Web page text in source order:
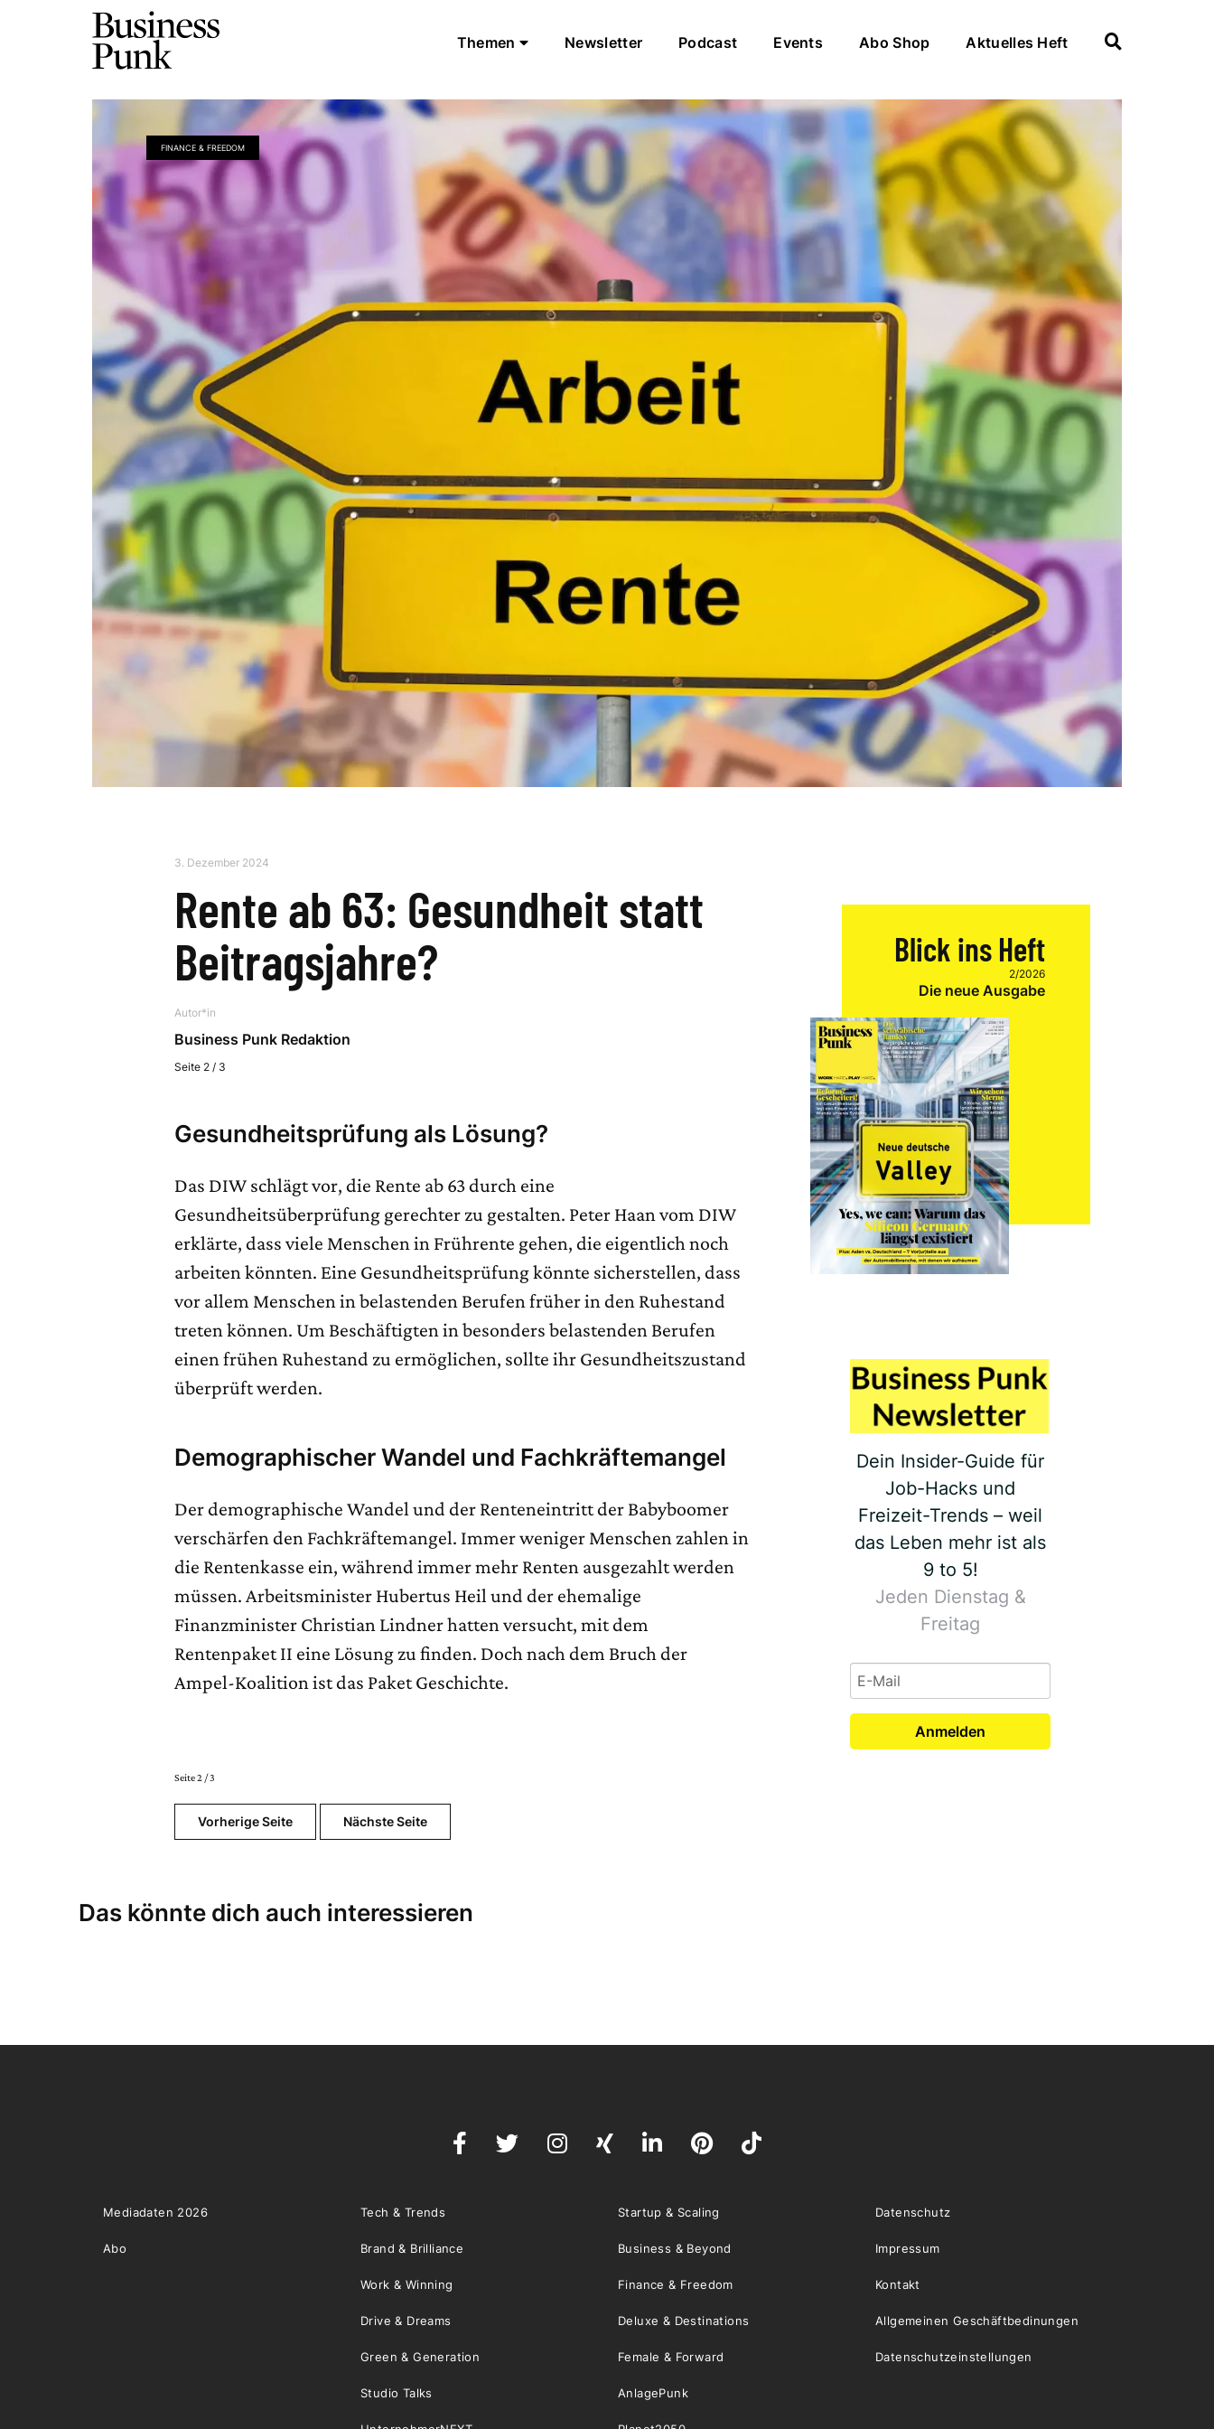
Themen Newsletter Podcast Events Abo Shop Aktuelles Heft
FINANCE & FREEDOM
3. Dezember 2024
Rente ab 63: Gesundheit statt
Beitragsjahre?
Autor*in
Business Punk Redaktion
Seite 2 / 3
Gesundheitsprüfung als Lösung?
Das DIW schlägt vor, die Rente ab 63 durch eine
Gesundheitsüberprüfung gerechter zu gestalten. Peter Haan vom DIW
erklärte, dass viele Menschen in Frührente gehen, die eigentlich noch
arbeiten könnten. Eine Gesundheitsprüfung könnte sicherstellen, dass
vor allem Menschen in belastenden Berufen früher in den Ruhestand
treten können. Um Beschäftigten in besonders belastenden Berufen
einen frühen Ruhestand zu ermöglichen, sollte ihr Gesundheitszustand
überprüft werden.
Demographischer Wandel und Fachkräftemangel
Der demographische Wandel und der Renteneintritt der Babyboomer
verschärfen den Fachkräftemangel. Immer weniger Menschen zahlen in
die Rentenkasse ein, während immer mehr Renten ausgezahlt werden
müssen. Arbeitsminister Hubertus Heil und der ehemalige
Finanzminister Christian Lindner hatten versucht, mit dem
Rentenpaket II eine Lösung zu finden. Doch nach dem Bruch der
Ampel-Koalition ist das Paket Geschichte.
Seite 2 / 3
Vorherige Seite Nächste Seite
Das könnte dich auch interessieren
Blick ins Heft
2/2026
Die neue Ausgabe
Dein Insider-Guide für
Job-Hacks und
Freizeit-Trends – weil
das Leben mehr ist als
9 to 5!
Jeden Dienstag &
Freitag
Anmelden
Mediadaten 2026
Abo
Tech & Trends Startup & Scaling
Brand & Brilliance Business & Beyond
Work & Winning Finance & Freedom
Drive & Dreams Deluxe & Destinations
Green & Generation Female & Forward
Studio Talks AnlagePunk
Datenschutz
Impressum
Kontakt
Allgemeinen Geschäftbedinungen
Datenschutzeinstellungen